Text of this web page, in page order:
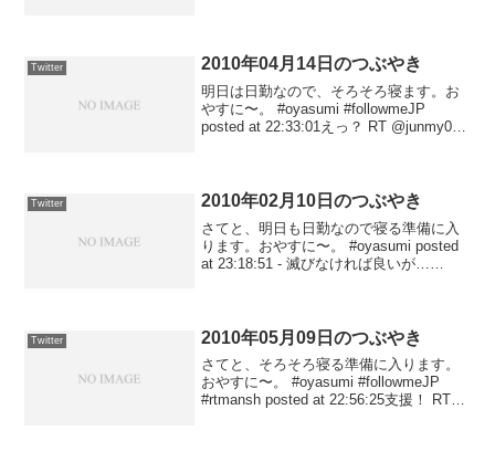
Twitter 2010年04月14日のつぶやき
明日は日勤なので、そろそろ寝ます。お
やすに〜。 #oyasumi #followmeJP
posted at 22:33:01えっ？ RT @junmy0:
Twitter 2010年02月10日のつぶやき
さてと、明日も日勤なので寝る準備に入
ります。おやすに〜。 #oyasumi posted
at 23:18:51 - 滅びなければ良いが…
Twitter 2010年05月09日のつぶやき
さてと、そろそろ寝る準備に入ります。
おやすに〜。 #oyasumi #followmeJP
#rtmansh posted at 22:56:25支援！ RT